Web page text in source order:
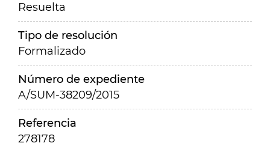
Resuelta
Tipo de resolución
Formalizado
Número de expediente
A/SUM-38209/2015
Referencia
278178